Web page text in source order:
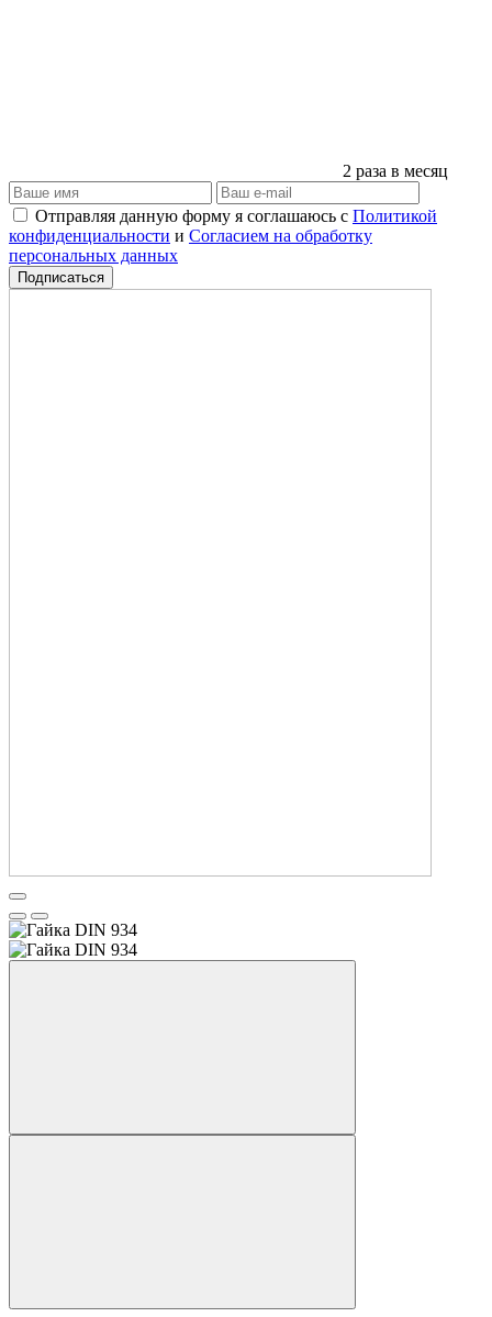
2 раза в месяц
Отправляя данную форму я соглашаюсь с Политикой
конфиденциальности и Согласием на обработку
персональных данных
Подписаться